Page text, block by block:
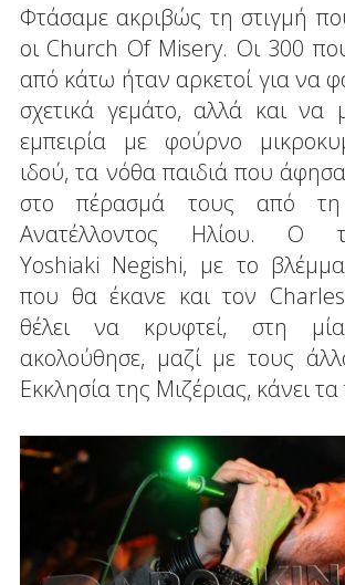
Φτάσαμε ακριβώς τη στιγμή
οι Church Of Misery. Οι 300
από κάτω ήταν αρκετοί για να
σχετικά γεμάτο, αλλά και να
εμπειρία με φούρνο
ιδού, τα νόθα παιδιά που
στο πέρασμά τους από
Ανατέλλοντος Ηλίου. O
Yoshiaki Negishi, με το
που θα έκανε και τον
θέλει να κρυφτεί, στη
ακολούθησε, μαζί με τους
Εκκλησία της Μιζέριας, κάνει